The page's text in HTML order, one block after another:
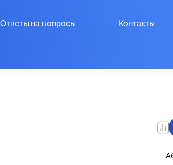
Ответы на вопросы Контакты